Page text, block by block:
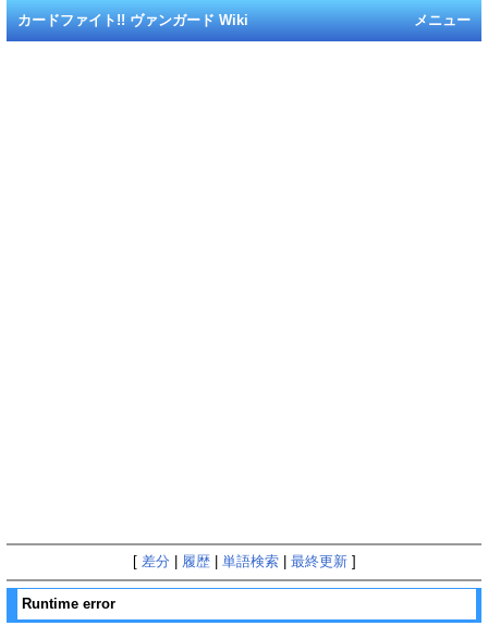
メニュー
カードファイト!! ヴァンガード Wiki
[ 差分 履歴| 単語検索| 最終更新]
Runtime error